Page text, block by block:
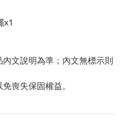
x1
文說明為準；內文無標示則
喪失保固權益。